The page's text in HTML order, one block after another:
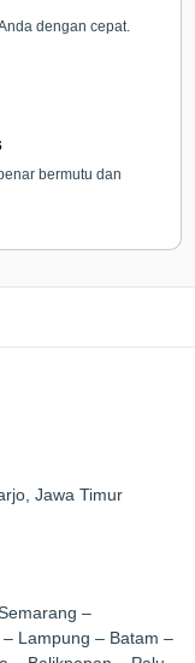
dengan cepat.
bermutu dan
Jawa Timur
–
Lampung – Batam –